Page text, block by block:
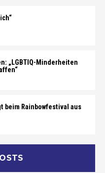
„LGBTIQ-Minderheiten
beim Rainbowfestival aus